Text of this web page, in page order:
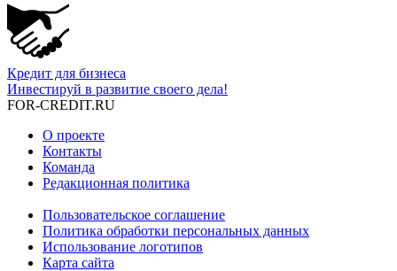
Кредит для бизнеса
Инвестируй в развитие своего дела!
FOR-CREDIT.RU
О проекте
Контакты
Команда
Редакционная политика
Пользовательское соглашение
Политика обработки персональных данных
Использование логотипов
Карта сайта